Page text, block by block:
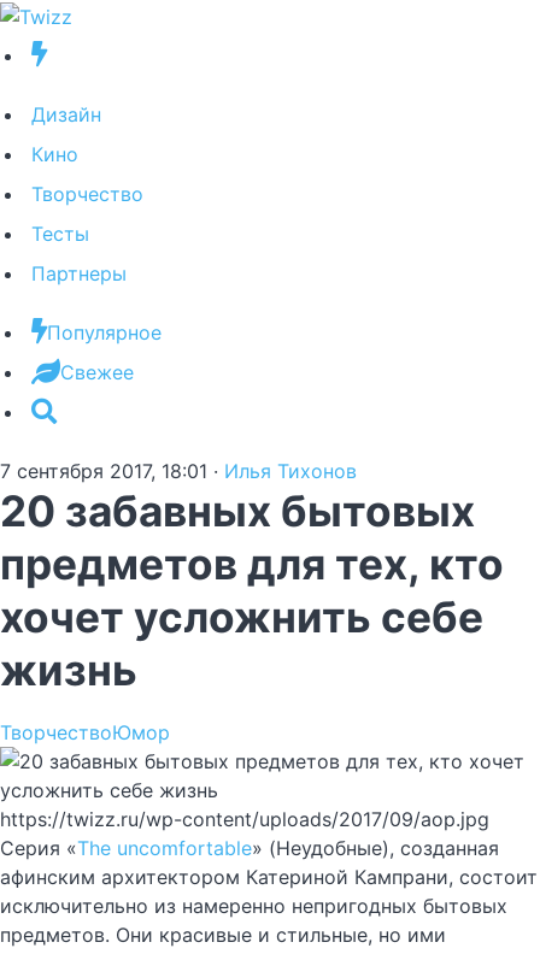
Дизайн
Кино
Творчество
Тесты
Партнеры
Популярное
Свежее
7 сентября 2017, 18:01 · Илья Тихонов
20 забавных бытовых
предметов для тех, кто
хочет усложнить себе
жизнь
ТворчествоЮмор
https://twizz.ru/wp-content/uploads/2017/09/aop.jpg
Серия «The uncomfortable» (Неудобные), созданная
афинским архитектором Катериной Кампрани, состоит
исключительно из намеренно непригодных бытовых
предметов. Они красивые и стильные, но ими